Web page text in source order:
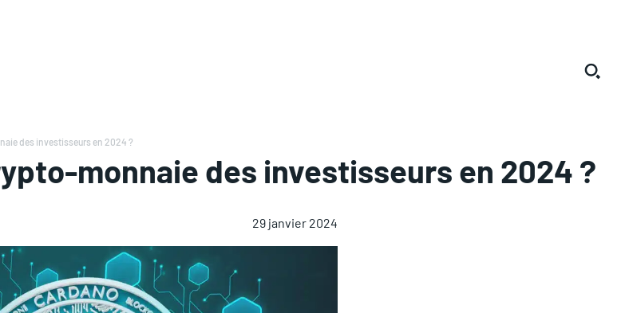
des investisseurs en 2024 ?
monnaie des investisseurs en 2024 ?
29 janvier 2024